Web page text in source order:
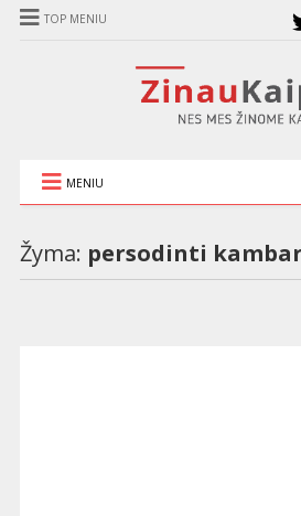
TOP MENIU
MENIU
Žyma: persodinti